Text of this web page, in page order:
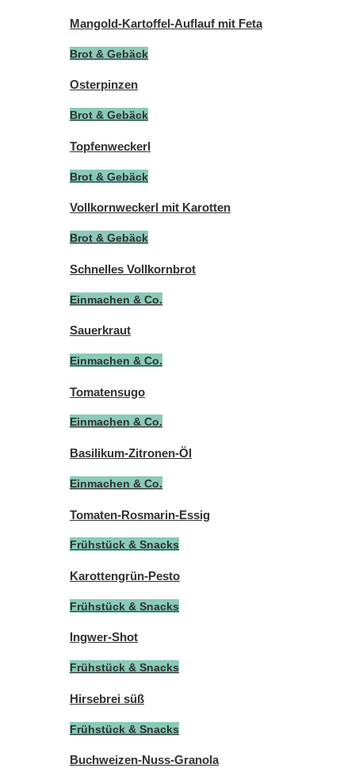
Mangold-Kartoffel-Auflauf mit Feta
Brot & Gebäck
Osterpinzen
Brot & Gebäck
Topfenweckerl
Brot & Gebäck
Vollkornweckerl mit Karotten
Brot & Gebäck
Schnelles Vollkornbrot
Einmachen & Co.
Sauerkraut
Einmachen & Co.
Tomatensugo
Einmachen & Co.
Basilikum-Zitronen-Öl
Einmachen & Co.
Tomaten-Rosmarin-Essig
Frühstück & Snacks
Karottengrün-Pesto
Frühstück & Snacks
Ingwer-Shot
Frühstück & Snacks
Hirsebrei süß
Frühstück & Snacks
Buchweizen-Nuss-Granola